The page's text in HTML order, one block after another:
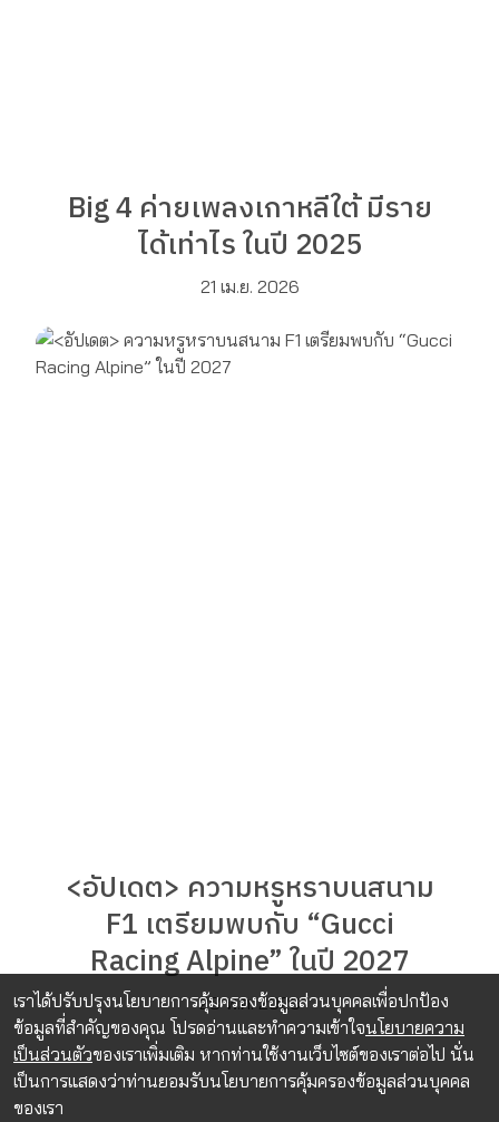
Big 4 ค่ายเพลงเกาหลีใต้ มีราย
ได้เท่าไร ในปี 2025
21 เม.ย. 2026
<อัปเดต> ความหรูหราบนสนาม
F1 เตรียมพบกับ “Gucci
Racing Alpine” ในปี 2027
28 พ.ค. 2026
เราได้ปรับปรุงนโยบายการคุ้มครองข้อมูลส่วนบุคคลเพื่อปกป้อง
ข้อมูลที่สำคัญของคุณ โปรดอ่านและทำความเข้าใจนโยบายความ
เป็นส่วนตัวของเราเพิ่มเติม หากท่านใช้งานเว็บไซต์ของเราต่อไป นั่น
เป็นการแสดงว่าท่านยอมรับนโยบายการคุ้มครองข้อมูลส่วนบุคคล
ของเรา